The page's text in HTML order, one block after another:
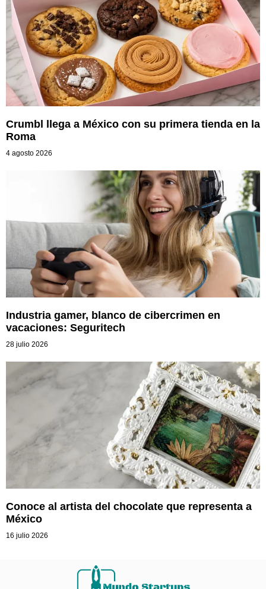
Crumbl llega a México con su primera tienda en la
Roma
4 agosto 2026
Industria gamer, blanco de cibercrimen en
vacaciones: Seguritech
28 julio 2026
Conoce al artista del chocolate que representa a
México
16 julio 2026